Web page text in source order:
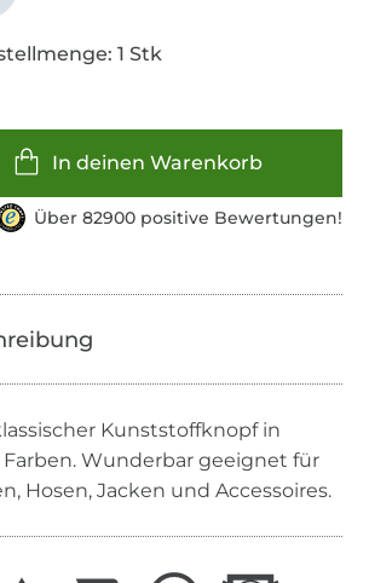
1 Stk
In deinen Warenkorb
Über 82900 positive Bewertungen!
Kunststoffknopf in
Wunderbar geeignet für
Hosen, Jacken und Accessoires.